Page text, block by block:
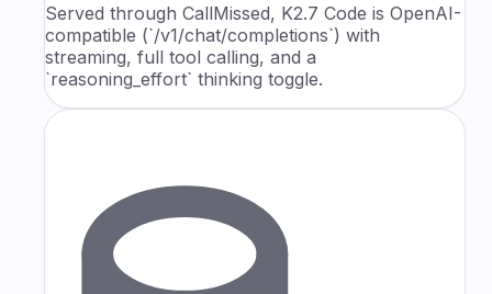
Served through CallMissed, K2.7 Code is OpenAI-
compatible (`/v1/chat/completions`) with
streaming, full tool calling, and a
`reasoning_effort` thinking toggle.